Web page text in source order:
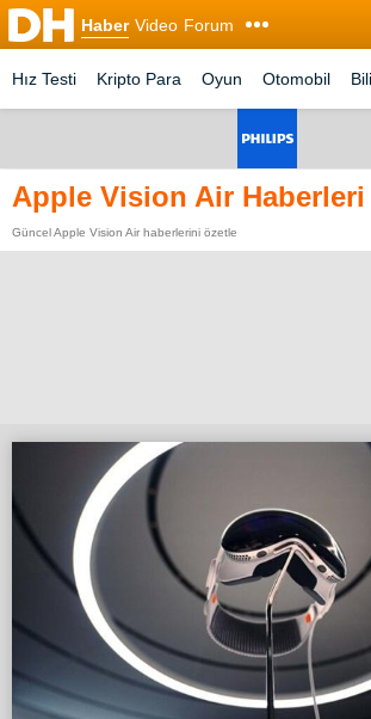
Haber Video Forum
Hız Testi Kripto Para Oyun Otomobil
Apple Vision Air Haberleri
Güncel Apple Vision Air haberlerini özetle